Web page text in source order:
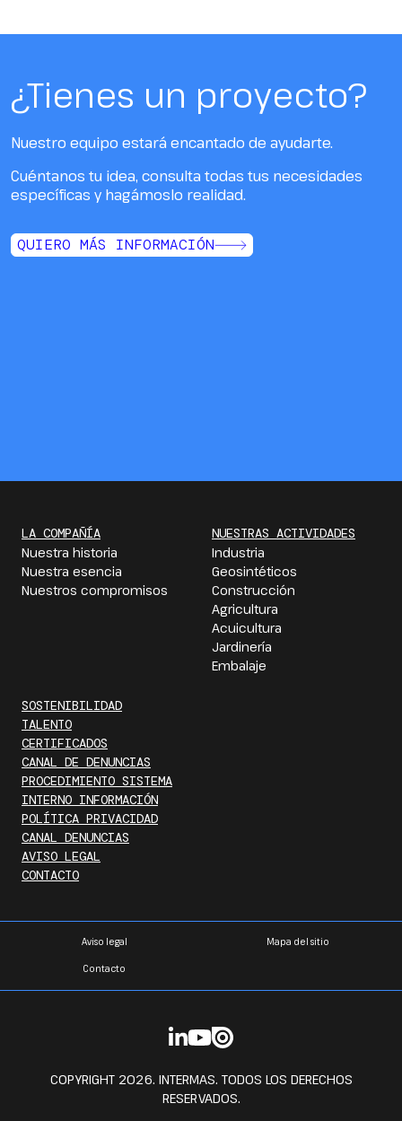
¿Tienes un proyecto?
Nuestro equipo estará encantado de ayudarte.
Cuéntanos tu idea, consulta todas tus necesidades
específicas y hagámoslo realidad.
QUIERO MÁS INFORMACIÓN
LA COMPAÑÍA
Nuestra historia
Nuestra esencia
Nuestros compromisos
NUESTRAS ACTIVIDADES
Industria
Geosintéticos
Construcción
Agricultura
Acuicultura
Jardinería
Embalaje
SOSTENIBILIDAD
TALENTO
CERTIFICADOS
CANAL DE DENUNCIAS
PROCEDIMIENTO SISTEMA
INTERNO INFORMACIÓN
POLÍTICA PRIVACIDAD
CANAL DENUNCIAS
AVISO LEGAL
CONTACTO
Aviso legal Mapa del sitio
Contacto
COPYRIGHT 2026. INTERMAS. TODOS LOS DERECHOS
RESERVADOS.